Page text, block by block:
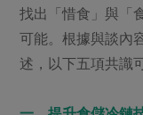
找出「惜食」與「
可能。根據與談內
述，以下五項共識